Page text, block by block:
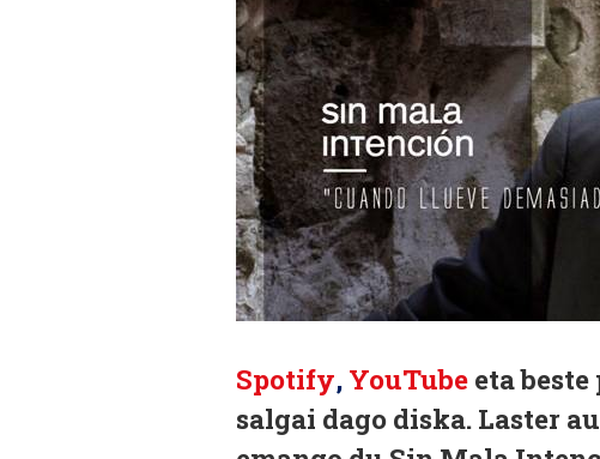
Spotify, YouTube eta
salgai dago diska. Laster